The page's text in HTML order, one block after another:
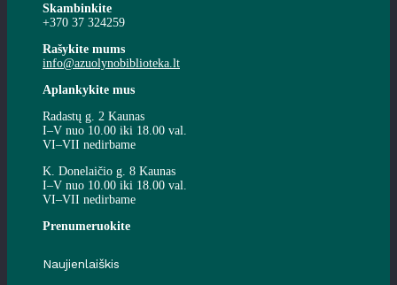
Skambinkite
+370 37 324259
Rašykite mums
info@azuolynobiblioteka.lt
Aplankykite mus
Radastų g. 2 Kaunas
I–V nuo 10.00 iki 18.00 val.
VI–VII nedirbame
K. Donelaičio g. 8 Kaunas
I–V nuo 10.00 iki 18.00 val.
VI–VII nedirbame
Prenumeruokite
Naujienlaiškis